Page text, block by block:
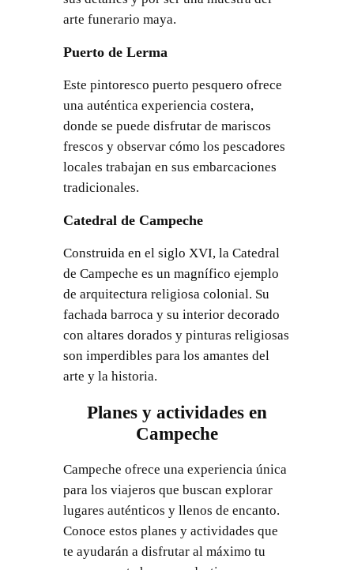
arte funerario maya.
Puerto de Lerma
Este pintoresco puerto pesquero ofrece
una auténtica experiencia costera,
donde se puede disfrutar de mariscos
frescos y observar cómo los pescadores
locales trabajan en sus embarcaciones
tradicionales.
Catedral de Campeche
Construida en el siglo XVI, la Catedral
de Campeche es un magnífico ejemplo
de arquitectura religiosa colonial. Su
fachada barroca y su interior decorado
con altares dorados y pinturas religiosas
son imperdibles para los amantes del
arte y la historia.
Planes y actividades en
Campeche
Campeche ofrece una experiencia única
para los viajeros que buscan explorar
lugares auténticos y llenos de encanto.
Conoce estos planes y actividades que
te ayudarán a disfrutar al máximo tu